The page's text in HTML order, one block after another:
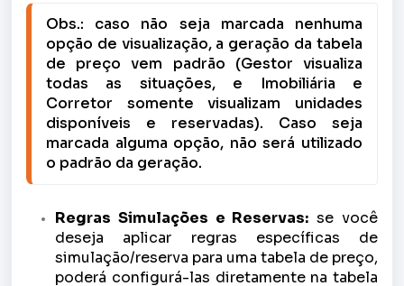
Obs.: caso não seja marcada nenhuma
opção de visualização, a geração da tabela
de preço vem padrão (Gestor visualiza
todas as situações, e Imobiliária e
Corretor somente visualizam unidades
disponíveis e reservadas). Caso seja
marcada alguma opção, não será utilizado
o padrão da geração.
Regras Simulações e Reservas: se você
deseja aplicar regras específicas de
simulação/reserva para uma tabela de preço,
poderá configurá-las diretamente na tabela